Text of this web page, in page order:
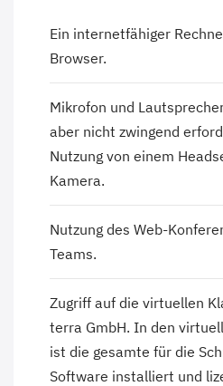
Ein internetfähiger
Browser.
Mikrofon und
aber nicht zwingend
Nutzung von einem
Kamera.
Nutzung des Web-
Teams.
Zugriff auf die virtuellen
terra GmbH. In den
ist die gesamte für die
Software installiert und